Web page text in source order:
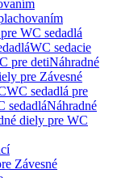
WC sedadlá
WC sedacie
pre detiNáhradné
pre Závesné
WC sedadlá pre
sedadláNáhradné
diely pre WC
Závesné